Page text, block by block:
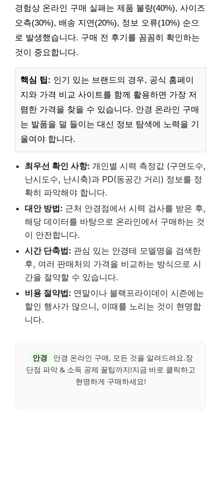
경험상 온라인 구매 실패는 제품 불량(40%), 사이즈
오측(30%), 배송 지연(20%), 정보 오류(10%) 순으
로 발생했습니다. 구매 전 후기를 꼼꼼히 확인하는
것이 중요합니다.
핵심 팁: 인기 있는 브랜드의 경우, 공식 홈페이
지와 가격 비교 사이트를 함께 활용하면 가장 저
렴한 가격을 찾을 수 있습니다. 안경 온라인 구매
는 발품을 덜 들이는 대신 정보 탐색에 노력을 기
울여야 합니다.
최우선 확인 사항: 개인별 시력 측정값 (구면도수,
난시도수, 난시축)과 PD(동공간 거리) 정보를 정
확히 파악해야 합니다.
대안 방법: 근처 안경점에서 시력 검사를 받은 후,
해당 데이터를 바탕으로 온라인에서 구매하는 것
이 안전합니다.
시간 단축법: 관심 있는 안경테 모델명을 검색한
후, 여러 판매처의 가격을 비교하는 방식으로 시
간을 절약할 수 있습니다.
비용 절약법: 연말이나 블랙프라이데이 시즌에는
할인 행사가 많으니, 이때를 노리는 것이 현명합
니다.
안경
안경 온라인 구매, 모든 것을 알려드려요.장
단점 파악 & 소득 공제 꿀팁까지!지금 바로 클릭하고
현명하게 구매하세요!